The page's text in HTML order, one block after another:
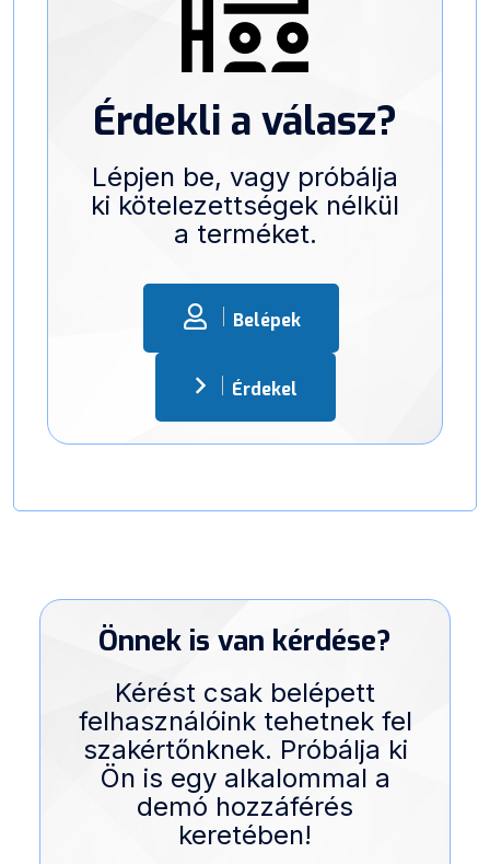
Érdekli a válasz?
Lépjen be, vagy próbálja
ki kötelezettségek nélkül
a terméket.
Belépek
Érdekel
Önnek is van kérdése?
Kérést csak belépett
felhasználóink tehetnek fel
szakértőnknek. Próbálja ki
Ön is egy alkalommal a
demó hozzáférés
keretében!